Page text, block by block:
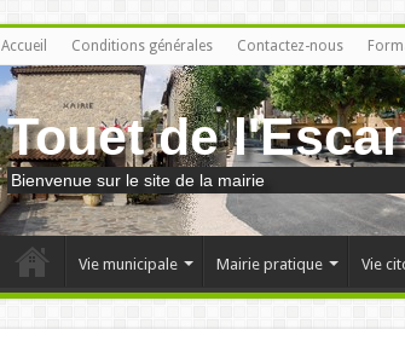
Accueil Conditions générales Contactez-nous
Touet de
Bienvenue sur le site de la mairie
Vie municipale Mairie pratique Vie